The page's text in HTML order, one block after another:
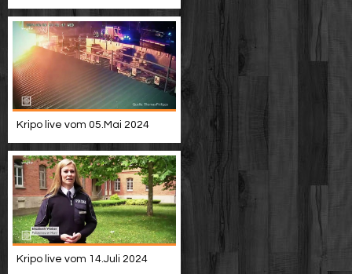
Kripo live vom 05.Mai 2024
Kripo live vom 14.Juli 2024